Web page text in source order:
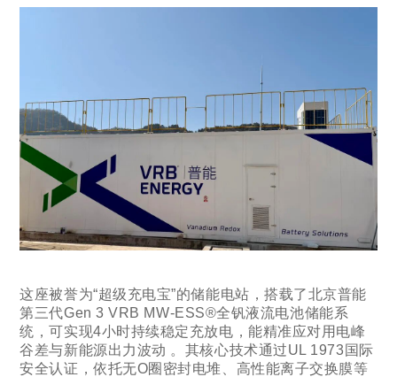
这座被誉为“超级充电宝”的储能电站，搭载了北京普能
第三代Gen 3 VRB MW-ESS®全钒液流电池储能系
统，可实现4小时持续稳定充放电，能精准应对用电峰
谷差与新能源出力波动 。其核心技术通过UL 1973国际
安全认证，依托无O圈密封电堆、高性能离子交换膜等